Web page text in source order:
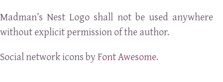
Madman’s Nest Logo shall not be used anywhere
without explicit permission of the author.
Social network icons byFont Awesome.